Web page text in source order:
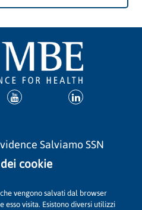
Salviamo SSN
cookie
vengono salvati dal browser
esso visita. Esistono diversi utilizzi